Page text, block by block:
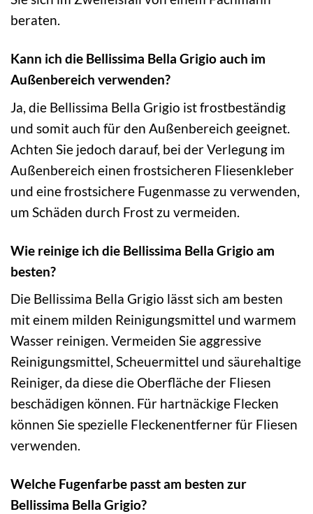
beraten.
Kann ich die Bellissima Bella Grigio auch im
Außenbereich verwenden?
Ja, die Bellissima Bella Grigio ist frostbeständig
und somit auch für den Außenbereich geeignet.
Achten Sie jedoch darauf, bei der Verlegung im
Außenbereich einen frostsicheren Fliesenkleber
und eine frostsichere Fugenmasse zu verwenden,
um Schäden durch Frost zu vermeiden.
Wie reinige ich die Bellissima Bella Grigio am
besten?
Die Bellissima Bella Grigio lässt sich am besten
mit einem milden Reinigungsmittel und warmem
Wasser reinigen. Vermeiden Sie aggressive
Reinigungsmittel, Scheuermittel und säurehaltige
Reiniger, da diese die Oberfläche der Fliesen
beschädigen können. Für hartnäckige Flecken
können Sie spezielle Fleckenentferner für Fliesen
verwenden.
Welche Fugenfarbe passt am besten zur
Bellissima Bella Grigio?